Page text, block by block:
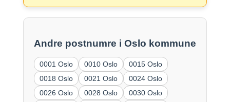
Andre postnumre i Oslo kommune
0001 Oslo 0010 Oslo
0015 Oslo
0018 Oslo
0021 Oslo
0024 Oslo
0026 Oslo
0028 Oslo
0030 Oslo